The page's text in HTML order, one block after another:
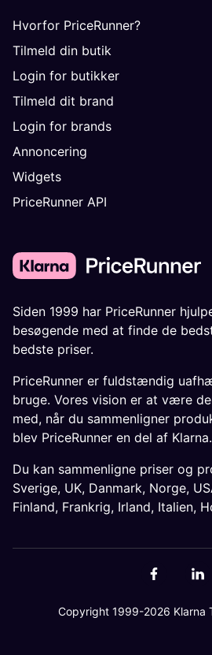
Hvorfor PriceRunner?
Tilmeld din butik
Login for butikker
Tilmeld dit brand
Login for brands
Annoncering
Widgets
PriceRunner API
Siden 1999 har PriceRunner
besøgende med at finde de
bedste priser.
PriceRunner er fuldstændig
bruge. Vores vision er at være
med, når du sammenligner
blev PriceRunner en del af Klarna.
Du kan sammenligne priser og
Sverige, UK, Danmark, Norge,
Finland, Frankrig, Irland, Italien,
Copyright 1999-2026 Klarna